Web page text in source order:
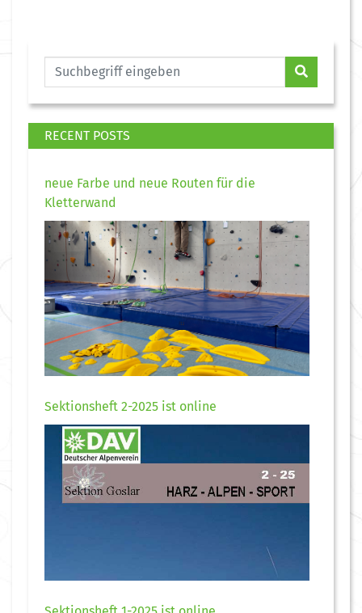
RECENT POSTS
neue Farbe und neue Routen für die
Kletterwand
Sektionsheft 2-2025 ist online